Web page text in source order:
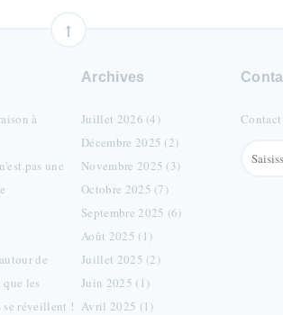
à
pas une
de
les
se réveillent !
Archives
Juillet 2026 (4)
Décembre 2025 (2)
Novembre 2025 (3)
Octobre 2025 (7)
Septembre 2025 (6)
Août 2025 (1)
Juillet 2025 (2)
Juin 2025 (1)
Avril 2025 (1)
Contact